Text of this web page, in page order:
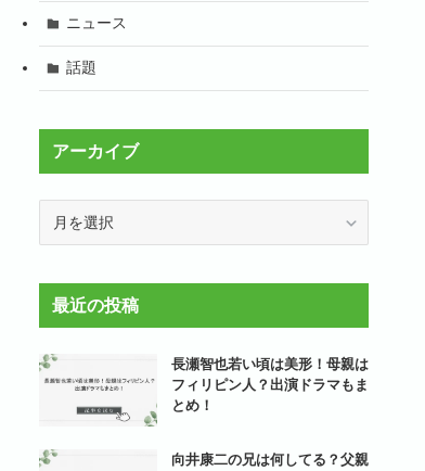
ニュース
話題
アーカイブ
イ
ブ最近の投稿
長瀬智也若い頃は美形！母親は
フィリピン人？出演ドラマもま
とめ！
向井康二の兄は何してる？父親